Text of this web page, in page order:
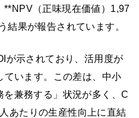
（正味現在価値）1,97
結果が報告されています。
が示されており、活用度が
います。この差は、中小
兼務する」状況が多く、C
あたりの生産性向上に直結